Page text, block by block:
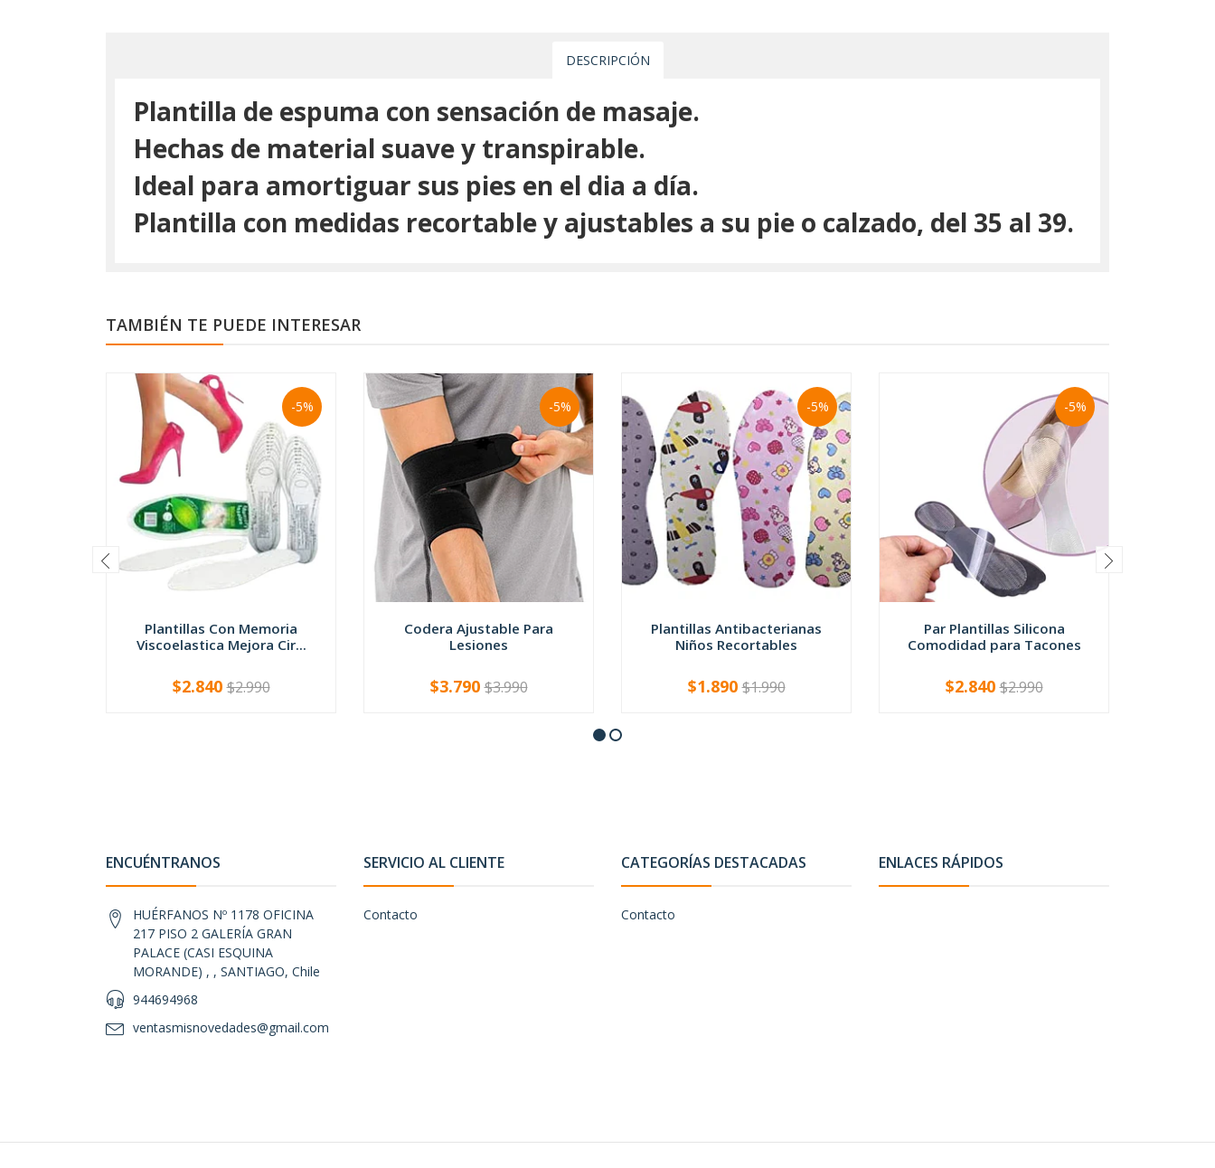
DESCRIPCIÓN
Plantilla de espuma con sensación de masaje.
Hechas de material suave y transpirable.
Ideal para amortiguar sus pies en el dia a día.
Plantilla con medidas recortable y ajustables a su pie o calzado, del 35 al 39.
TAMBIÉN TE PUEDE INTERESAR
-5%
Plantillas Con Memoria
Viscoelastica Mejora Cir...
+
$2.840$2.990
-5%
Codera Ajustable Para
Lesiones
+
$3.790$3.990
-5%
Plantillas Antibacterianas
Niños Recortables
+
$1.890$1.990
-5%
Par Plantillas Silicona
Comodidad para Tacones
+
$2.840$2.990
ENCUÉNTRANOS
HUÉRFANOS Nº 1178 OFICINA
217 PISO 2 GALERÍA GRAN
PALACE (CASI ESQUINA
MORANDE) , , SANTIAGO, Chile
944694968
ventasmisnovedades@gmail.com
SERVICIO AL CLIENTE
Contacto
CATEGORÍAS DESTACADAS
Contacto
ENLACES RÁPIDOS